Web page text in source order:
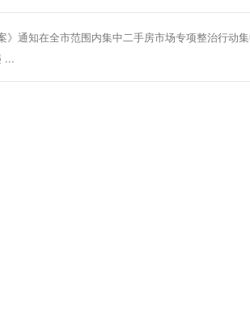
》通知在全市范围内集中二手房市场专项整治行动
...